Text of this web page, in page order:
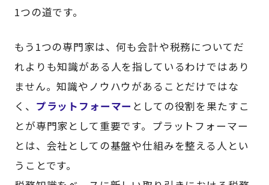
1つの道です。
もう1つの専門家は、何も会計や税務についてだ
れよりも知識がある人を指しているわけではあり
ません。知識やノウハウがあることだけではな
く、 プラットフォーマー としての役割を果たすこ
とが専門家として重要です。プラットフォーマー
とは、会社としての基盤や仕組みを整える人とい
うことです。